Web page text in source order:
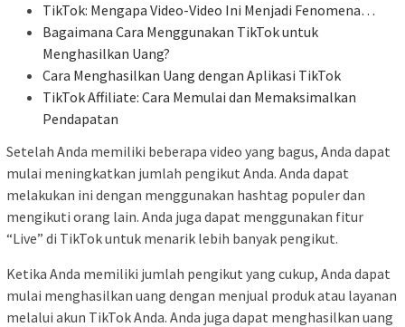
TikTok: Mengapa Video-Video Ini Menjadi Fenomena…
Bagaimana Cara Menggunakan TikTok untuk
Menghasilkan Uang?
Cara Menghasilkan Uang dengan Aplikasi TikTok
TikTok Affiliate: Cara Memulai dan Memaksimalkan
Pendapatan
Setelah Anda memiliki beberapa video yang bagus, Anda dapat
mulai meningkatkan jumlah pengikut Anda. Anda dapat
melakukan ini dengan menggunakan hashtag populer dan
mengikuti orang lain. Anda juga dapat menggunakan fitur
“Live” di TikTok untuk menarik lebih banyak pengikut.
Ketika Anda memiliki jumlah pengikut yang cukup, Anda dapat
mulai menghasilkan uang dengan menjual produk atau layanan
melalui akun TikTok Anda. Anda juga dapat menghasilkan uang